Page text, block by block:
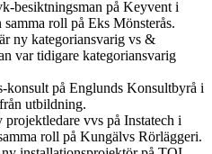
besiktningsman på Keyvent i
roll på Eks Mönsterås.
är ny kategoriansvarig vs &
var tidigare kategoriansvarig
konsult på Englunds Konsultbyrå i
utbildning.
projektledare vvs på Instatech i
roll på Kungälvs Rörläggeri.